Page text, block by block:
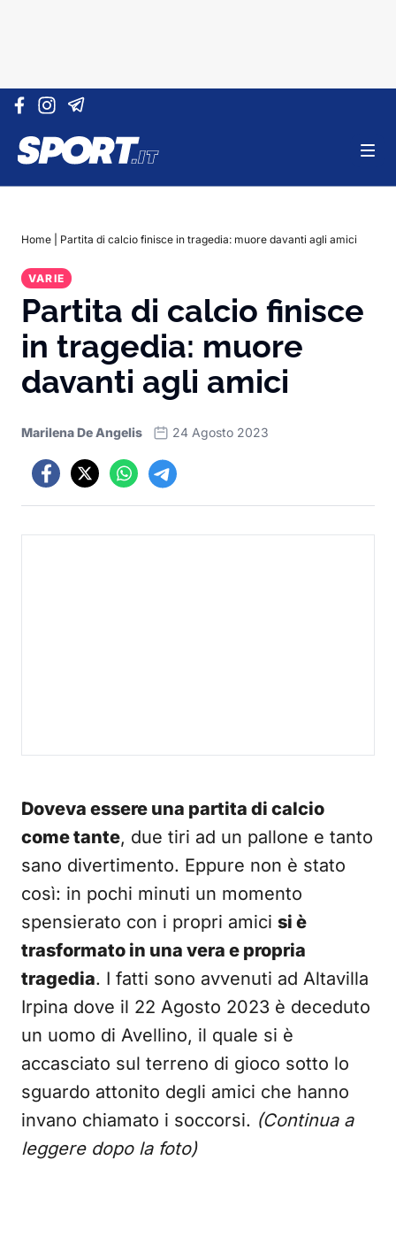
Vai al contenuto
Home Partita di calcio finisce in tragedia: muore davanti agli amici
VARIE
Partita di calcio finisce
in tragedia: muore
davanti agli amici
Marilena De Angelis 24 Agosto 2023
Doveva essere una partita di calcio
come tante, due tiri ad un pallone e tanto
sano divertimento. Eppure non è stato
così: in pochi minuti un momento
spensierato con i propri amici si è
trasformato in una vera e propria
tragedia. I fatti sono avvenuti ad Altavilla
Irpina dove il 22 Agosto 2023 è deceduto
un uomo di Avellino, il quale si è
accasciato sul terreno di gioco sotto lo
sguardo attonito degli amici che hanno
invano chiamato i soccorsi. (Continua a
leggere dopo la foto)